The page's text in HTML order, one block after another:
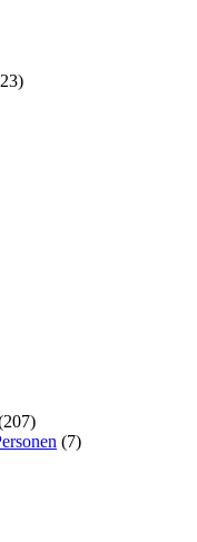
(7)